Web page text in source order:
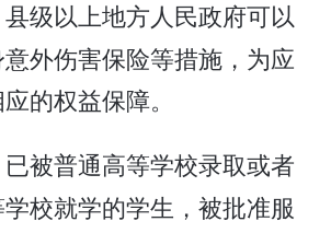
级以上地方人民政府可以
外伤害保险等措施，为应
的权益保障。
被普通高等学校录取或者
校就学的学生，被批准服